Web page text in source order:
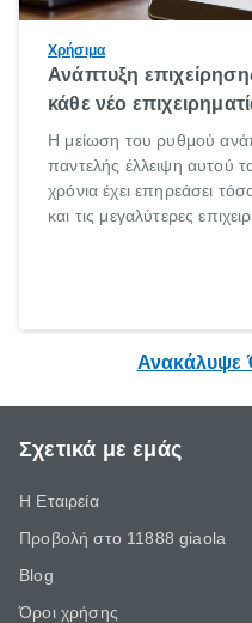
Χρήσιμα
Ανάπτυξη
κάθε νέο
Η μείωση του ρυθμού
παντελής έλλειψη αυτού
χρόνια έχει επηρεάσει
και τις μεγαλύτερες
δημιουργούνται
Ανακάλυψε
Σχετικά με εμάς
Η Εταιρεία
Προβολή στο 11888 giaola
Blog
Όροι χρήσης